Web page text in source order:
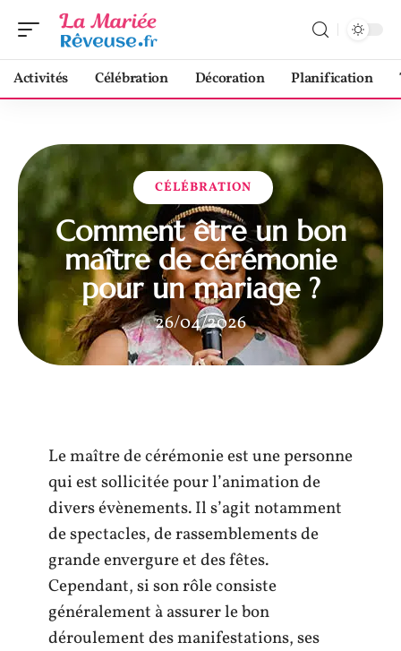
Activités Célébration Décoration Planification
CÉLÉBRATION
Comment être un bon
maître de cérémonie
pour un mariage ?
26/04/2026
Le maître de cérémonie est une personne
qui est sollicitée pour l’animation de
divers évènements. Il s’agit notamment
de spectacles, de rassemblements de
grande envergure et des fêtes.
Cependant, si son rôle consiste
généralement à assurer le bon
déroulement des manifestations, ses